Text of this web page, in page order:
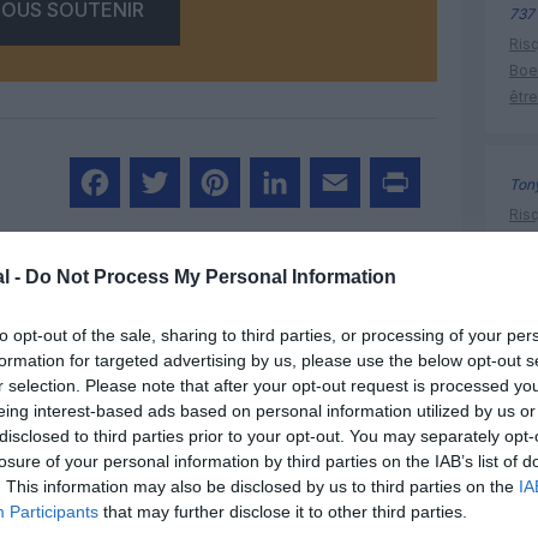
- Do Not Process My Personal Information
opt-out of the sale, sharing to third parties, or processing of your
for targeted advertising by us, please use the below opt-out
selection. Please note that after your opt-out request is processed
interest-based ads based on personal information utilized by us
to third parties prior to your opt-out. You may separately
of your personal information by third parties on the IAB’s list of
This information may also be disclosed by us to third parties on the
Participants that may further disclose it to other third parties.
SOUTENIR
FacebookTwitterPinterestLinkedInEmail Print
20 novembre 2013 - 20 h 54 min
devant être médiocre , RJ signe
737
oman air